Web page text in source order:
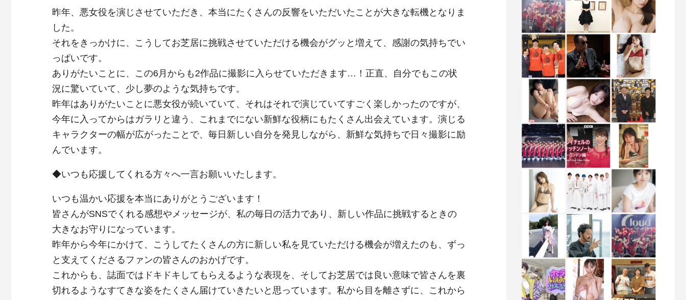
昨年、悪女役を演じさせていただき、本当にたくさんの反響をいただいたことが大きな転機となりま
した。
それをきっかけに、こうしてお芝居に挑戦させていただける機会がグッと増えて、感謝の気持ちでい
っぱいです。
ありがたいことに、この6月からも2作品に撮影に入らせていただきます…！正直、自分でもこの状
況に驚いていて、少し夢のような気持ちです。
昨年はありがたいことに悪女役が続いていて、それはそれで演じていてすごく楽しかったのですが、
今年に入ってからはガラリと違う、これまでにない新鮮な役柄にもたくさん出会えています。演じる
キャラクターの幅が広がったことで、毎日新しい自分を発見しながら、新鮮な気持ちで日々撮影に励
んでいます。
◆いつも応援してくれる方々へ一言お願いいたします。
いつも温かい応援を本当にありがとうございます！
皆さんがSNSでくれる感想やメッセージが、私の毎日の活力であり、新しい作品に挑戦するときの
大きなお守りになっています。
昨年から今年にかけて、こうしてたくさんの方に新しい私を見ていただける機会が増えたのも、ずっ
と支えてくださるファンの皆さんのおかげです。
これからも、誌面ではドキドキしてもらえるような表現を、そしてお芝居では良い意味で皆さんを裏
切れるようなすてきな姿をたくさん届けていきたいと思っています。私から目を離さずに、これから